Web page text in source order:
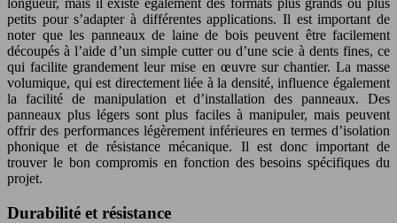
longueur, mais il existe également des formats plus grands ou plus
petits pour s’adapter à différentes applications. Il est important de
noter que les panneaux de laine de bois peuvent être facilement
découpés à l’aide d’un simple cutter ou d’une scie à dents fines, ce
qui facilite grandement leur mise en œuvre sur chantier. La masse
volumique, qui est directement liée à la densité, influence également
la facilité de manipulation et d’installation des panneaux. Des
panneaux plus légers sont plus faciles à manipuler, mais peuvent
offrir des performances légèrement inférieures en termes d’isolation
phonique et de résistance mécanique. Il est donc important de
trouver le bon compromis en fonction des besoins spécifiques du
projet.
Durabilité et résistance